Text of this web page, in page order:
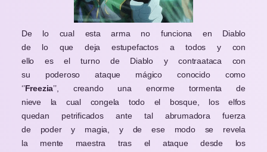
De lo cual esta arma no funciona en Diablo
de lo que deja estupefactos a todos y con
ello es el turno de Diablo y contraataca con
su poderoso ataque mágico conocido como
‘’Freezia’’, creando una enorme tormenta de
nieve la cual congela todo el bosque, los elfos
quedan petrificados ante tal abrumadora fuerza
de poder y magia, y de ese modo se revela
la mente maestra tras el ataque desde los